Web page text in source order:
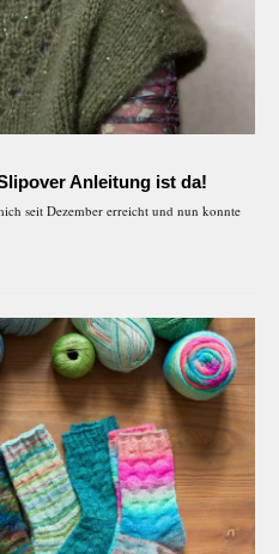
Anleitung ist da!
seit Dezember erreicht und nun konnte